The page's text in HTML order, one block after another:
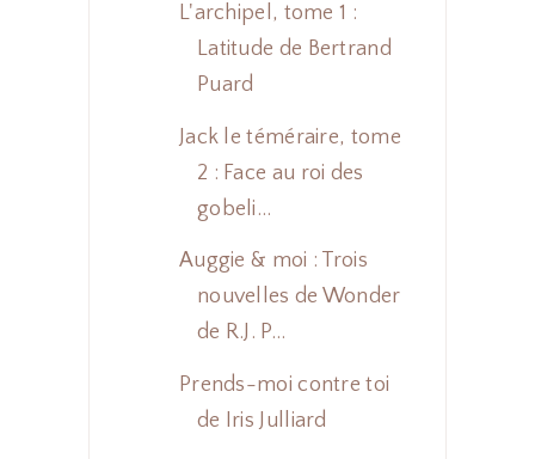
L'archipel, tome 1 :
Latitude de Bertrand
Puard
Jack le téméraire, tome
2 : Face au roi des
gobeli...
Auggie & moi : Trois
nouvelles de Wonder
de R.J. P...
Prends-moi contre toi
de Iris Julliard